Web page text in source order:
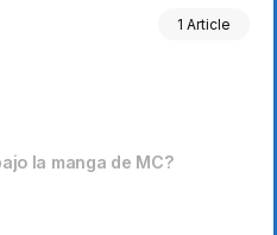
1 Article
la manga de MC?